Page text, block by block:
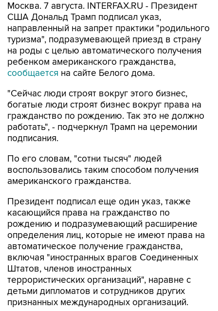
Москва. 7 августа. INTERFAX.RU - Президент
США Дональд Трамп подписал указ,
направленный на запрет практики "родильного
туризма", подразумевающей приезд в страну
на роды с целью автоматического получения
ребенком американского гражданства,
сообщается на сайте Белого дома.
"Сейчас люди строят вокруг этого бизнес,
богатые люди строят бизнес вокруг права на
гражданство по рождению. Так это не должно
работать", - подчеркнул Трамп на церемонии
подписания.
По его словам, "сотни тысяч" людей
воспользовались таким способом получения
американского гражданства.
Президент подписал еще один указ, также
касающийся права на гражданство по
рождению и подразумевающий расширение
определения лиц, которые не имеют права на
автоматическое получение гражданства,
включая "иностранных врагов Соединенных
Штатов, членов иностранных
террористических организаций", наравне с
детьми дипломатов и сотрудников других
признанных международных организаций.